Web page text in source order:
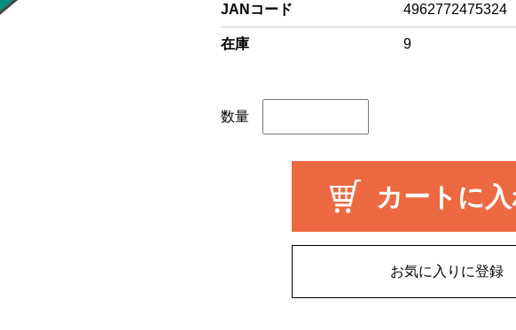
JANコード 4962772475324
在庫 9
数量
カートに
お気に入りに登録